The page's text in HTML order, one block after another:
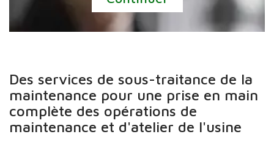
Des services de sous-traitance de la
maintenance pour une prise en main
complète des opérations de
maintenance et d'atelier de l'usine